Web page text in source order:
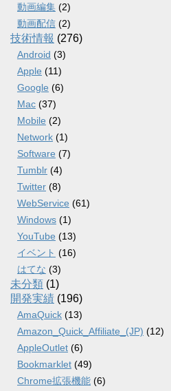
動画編集 (2)
動画配信 (2)
技術情報 (276)
Android (3)
Apple (11)
Google (6)
Mac (37)
Mobile (2)
Network (1)
Software (7)
Tumblr (4)
Twitter (8)
WebService (61)
Windows (1)
YouTube (13)
イベント (16)
はてな (3)
未分類 (1)
開発実績 (196)
AmaQuick (13)
Amazon_Quick_Affiliate_(JP) (12)
AppleOutlet (6)
Bookmarklet (49)
Chrome拡張機能 (6)